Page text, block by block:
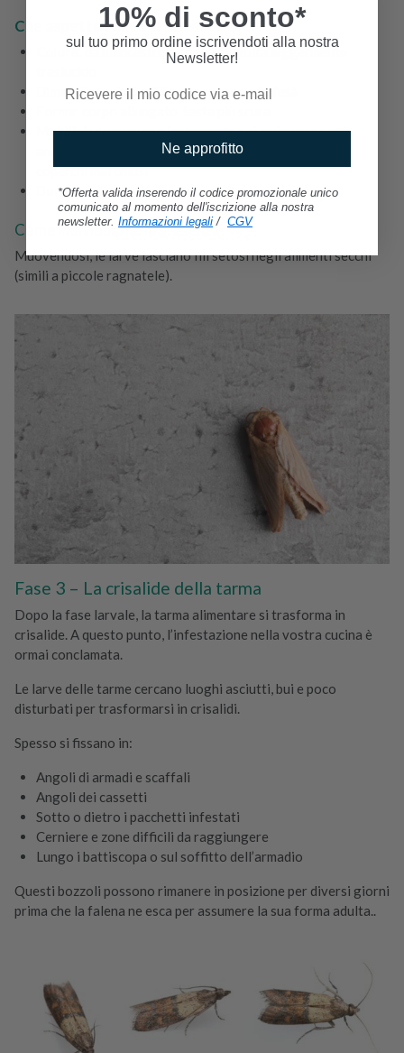
Che aspetto hanno le larve?
Colore: da biancastro a crema, talvolta leggermente
Dimensioni: da 5 a 15 mm a seconda dell’età
Mobilità: si muovono lentamente e si insinuano negli
angoli, nelle pieghe delle confezioni o persino sotto i
coperchi mal chiusi
Durata dello stadio larvale:da 2 a 4 settimane
Come individuarne la presenza?
Muovendosi, le larve lasciano fili setosi negli alimenti secchi
(simili a piccole ragnatele).
Fase 3 – La crisalide della tarma
Dopo la fase larvale, la tarma alimentare si trasforma in
crisalide. A questo punto, l’infestazione nella vostra cucina è
ormai conclamata.
Le larve delle tarme cercano luoghi asciutti, bui e poco
disturbati per trasformarsi in crisalidi.
Spesso si fissano in:
Angoli di armadi e scaffali
Angoli dei cassetti
Sotto o dietro i pacchetti infestati
Cerniere e zone difficili da raggiungere
Lungo i battiscopa o sul soffitto dell’armadio
Questi bozzoli possono rimanere in posizione per diversi giorni
prima che la falena ne esca per assumere la sua forma adulta..
10% di sconto*
sul tuo primo ordine iscrivendoti alla nostra
Newsletter!
Ne approfitto
*Offerta valida inserendo il codice promozionale unico
comunicato al momento dell'iscrizione alla nostra
newsletter. Informazioni legali / CGV